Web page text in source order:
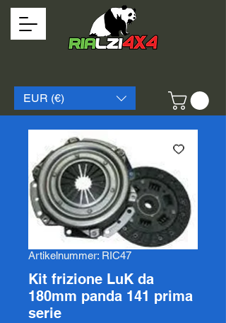
EUR (€)
Artikelnummer: RIC47
Kit frizione LuK da
180mm panda 141 prima
serie